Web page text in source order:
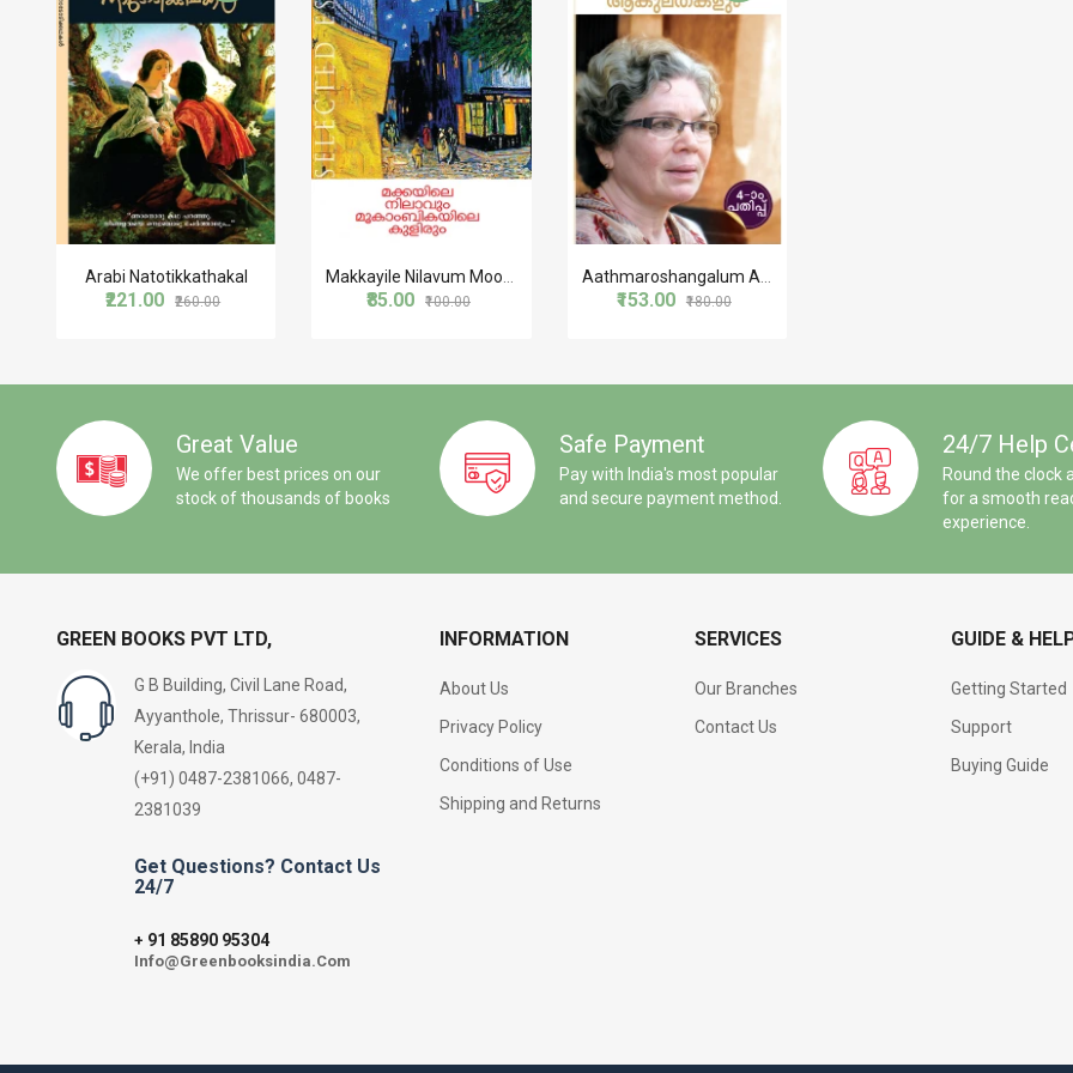
Arabi Natotikkathakal
₹221.00 ₹260.00 ₹85.00 ₹100.00 ₹153.00 ₹180.00
Great Value
We offer best prices on our
stock of thousands of books
Safe Payment
Pay with India's most popular
and secure payment method.
24/7 Help
Round the clock
for a smooth
experience.
GREEN BOOKS PVT LTD,
G B Building, Civil Lane Road,
Ayyanthole, Thrissur- 680003,
Kerala, India
(+91) 0487-2381066, 0487-
2381039
Get Questions? Contact Us
24/7
+ 91 85890 95304
Info@Greenbooksindia.Com
INFORMATION
About Us
Privacy Policy
Conditions of Use
Shipping and Returns
SERVICES
Our Branches
Contact Us
GUIDE &
Getting Started
Support
Buying Guide